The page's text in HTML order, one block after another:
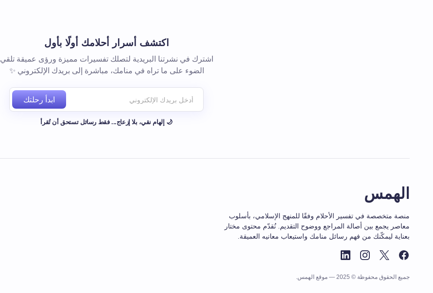
اكتشف أسرار أحلامك أولًا بأول
اشترك في نشرتنا البريدية لتصلك تفسيرات مميزة ورؤى عميقة تلقي
الضوء على ما تراه في منامك، مباشرة إلى بريدك الإلكتروني ✨
ابدأ رحلتك
🌙 إلهام نقي، بلا إزعاج... فقط رسائل تستحق أن تُقرأ
الهمس
منصة متخصصة في تفسير الأحلام وفقًا للمنهج الإسلامي، بأسلوب
معاصر يجمع بين أصالة المراجع ووضوح التقديم. نُقدّم محتوى مختار
بعناية ليمكّنك من فهم رسائل منامك واستيعاب معانيه العميقة.
جميع الحقوق محفوظة © 2025 — موقع الهمس.